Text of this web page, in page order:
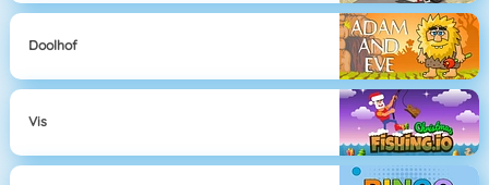
Doolhof
Vis